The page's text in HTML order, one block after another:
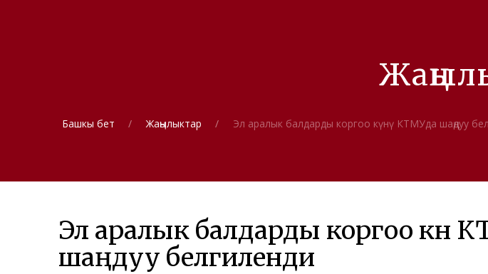
Башкы бет Жаңылыктар Эл аралык балдарды коргоо күнү КТМУда шаңдуу
Эл аралык балдарды коргоо күнү
шаңдуу белгиленди